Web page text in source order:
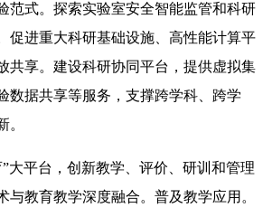
范式。探索实验室安全智能监管和科研
促进重大科研基础设施、高性能计算平
共享。建设科研协同平台，提供虚拟集
数据共享等服务，支撑跨学科、跨学
。
大平台，创新教学、评价、研训和管理
与教育教学深度融合。普及教学应用。